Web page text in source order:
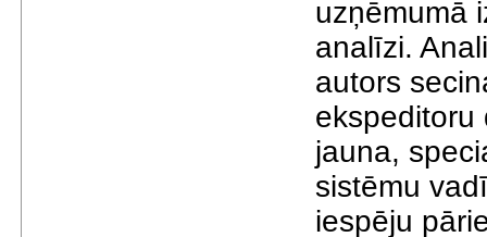
uzņēmumā
analīzi.
autors
ekspeditoru
jauna,
sistēmu
iespēju